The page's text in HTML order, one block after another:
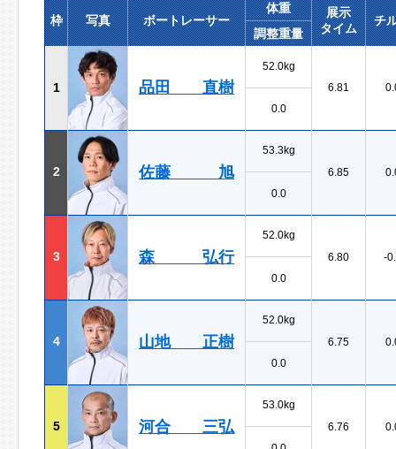
枠 写真 ボートレーサー
体重
展示
タイム
チ
調整重量
1 品田 直樹
52.0kg
6.81
0.0
2 佐藤 旭
53.3kg
6.85
0.0
3 森 弘行
52.0kg
6.80
-
0.0
4 山地 正樹
52.0kg
6.75
0.0
5 河合 三弘
53.0kg
6.76